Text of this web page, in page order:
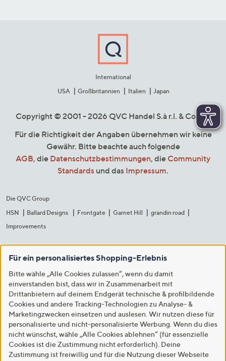
International
USA
Großbritannien Italien Japan
Copyright © 2001 - 2026 QVC Handel S.à r.l. & Co. KG
Für die Richtigkeit der Angaben übernehmen wir keine
Gewähr. Bitte beachte auch folgende
AGB, die Datenschutzbestimmungen, die Community
Standards und das Impressum.
Die QVC Group
HSN
Ballard Designs Frontgate Garnet Hill
grandin road
Improvements
Für ein personalisiertes Shopping-Erlebnis
Bitte wähle „Alle Cookies zulassen“, wenn du damit
einverstanden bist, dass wir in Zusammenarbeit mit
Drittanbietern auf deinem Endgerät technische & profilbildende
Cookies und andere Tracking-Technologien zu Analyse- &
Marketingzwecken einsetzen und auslesen. Wir nutzen diese für
personalisierte und nicht-personalisierte Werbung. Wenn du dies
nicht wünschst, wähle „Alle Cookies ablehnen“ (für essenzielle
Cookies ist die Zustimmung nicht erforderlich). Deine
Zustimmung ist freiwillig und für die Nutzung dieser Webseite